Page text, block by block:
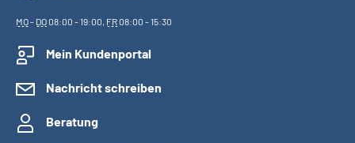
MO- DO08:00 - 19:00, FR08:00 - 15:30
Mein Kundenportal
Nachricht schreiben
Beratung